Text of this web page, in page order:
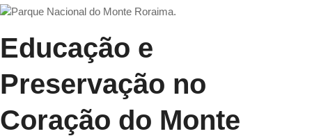
Educação e
Preservação no
Coração do Monte